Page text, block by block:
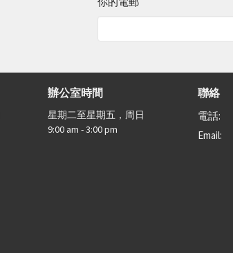
辦公室時間
星期二至星期五，周日
9:00 am - 3:00 pm
聯絡
電話:
Email: